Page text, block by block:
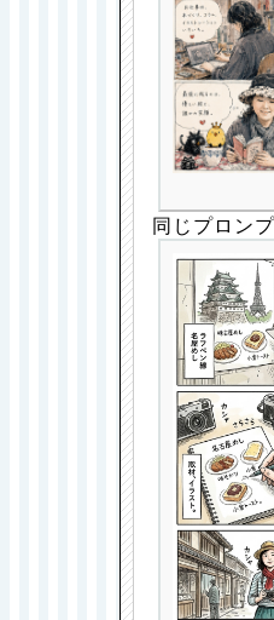
同じプロン